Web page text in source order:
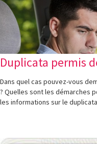
Duplicata permis
Dans quel cas pouvez-vous
? Quelles sont les démarches
les informations sur le